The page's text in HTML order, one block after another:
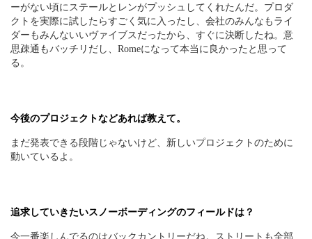
ーがない頃にステールとレンがプッシュしてくれたんだ。プロダ
クトを実際に試したらすごく気に入ったし、会社のみんなもライ
ダーもみんないいヴァイブスだったから、すぐに決断したね。意
思疎通もバッチリだし、Romeになって本当に良かったと思って
る。
今後のプロジェクトなどあれば教えて。
まだ発表できる段階じゃないけど、新しいプロジェクトのために
動いているよ。
追求していきたいスノーボーディングのフィールドは？
今一番楽しんでるのはバックカントリーだね。ストリートも全部